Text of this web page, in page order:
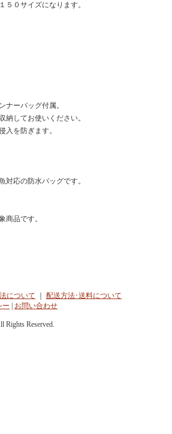
０サイズになります。
ナーバッグ付属。
納してお使いください。
入を防ぎます。
応の防水バッグです。
商品です。
について
配送方法･送料について
ー
お問い合わせ
Rights Reserved.